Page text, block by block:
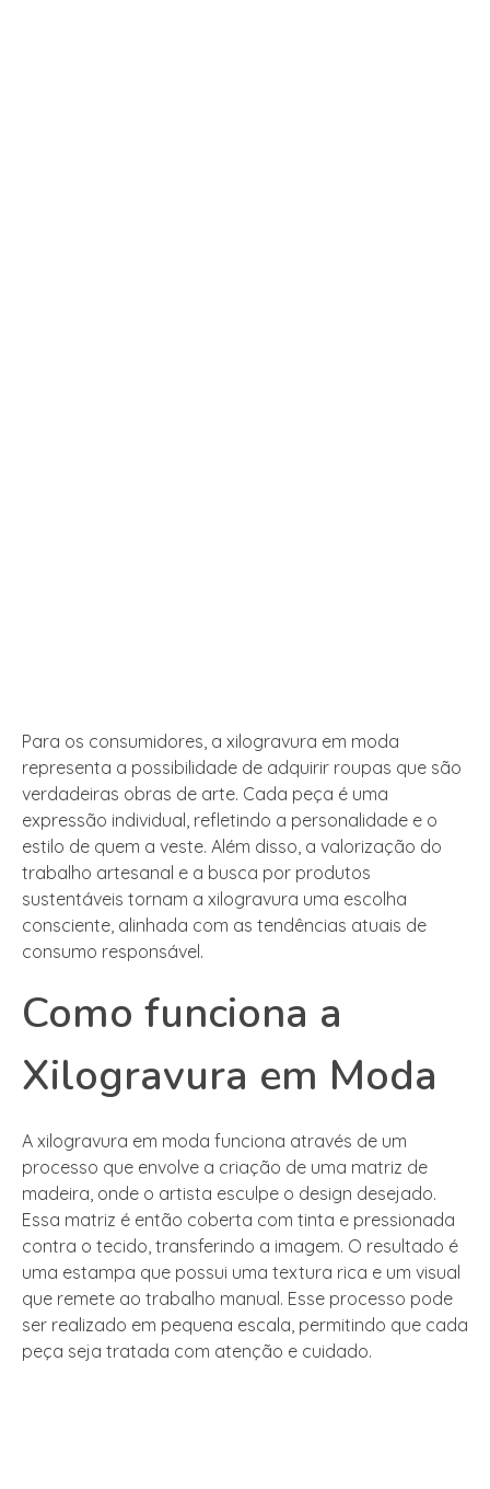
Para os consumidores, a xilogravura em moda
representa a possibilidade de adquirir roupas que são
verdadeiras obras de arte. Cada peça é uma
expressão individual, refletindo a personalidade e o
estilo de quem a veste. Além disso, a valorização do
trabalho artesanal e a busca por produtos
sustentáveis tornam a xilogravura uma escolha
consciente, alinhada com as tendências atuais de
consumo responsável.
Como funciona a
Xilogravura em Moda
A xilogravura em moda funciona através de um
processo que envolve a criação de uma matriz de
madeira, onde o artista esculpe o design desejado.
Essa matriz é então coberta com tinta e pressionada
contra o tecido, transferindo a imagem. O resultado é
uma estampa que possui uma textura rica e um visual
que remete ao trabalho manual. Esse processo pode
ser realizado em pequena escala, permitindo que cada
peça seja tratada com atenção e cuidado.